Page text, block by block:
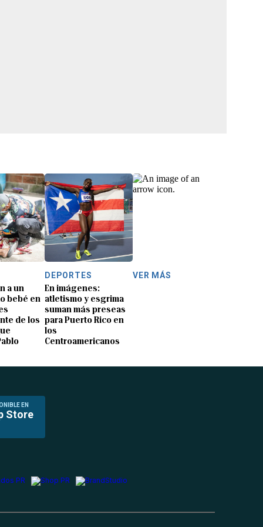
a un
bebé en
de los
DEPORTES
En imágenes:
atletismo y esgrima
suman más preseas
para Puerto Rico en
los
Centroamericanos
VER MÁS
EN
Store